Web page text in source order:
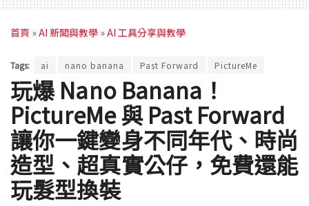
首頁 »AI 新聞與教學 »AI 工具分享與教學
Tags: ai nano banana Past Forward PictureMe
玩爆 Nano Banana！
PictureMe 與 Past Forward
讓你一鍵變身不同年代、時尚
造型、超真實公仔，免費還能
玩髮型換裝